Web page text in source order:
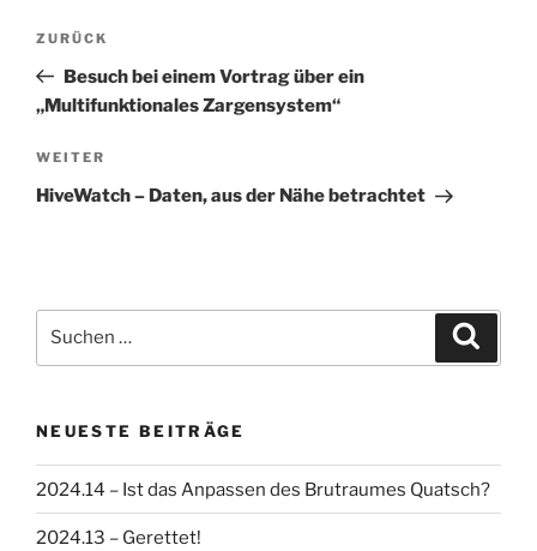
Beitragsnavigation
Vorheriger
Beitrag
ZURÜCK
Besuch bei einem Vortrag über ein
„Multifunktionales Zargensystem“
Nächster
Beitrag
WEITER
HiveWatch – Daten, aus der Nähe betrachtet
nach:
NEUESTE BEITRÄGE
2024.14 – Ist das Anpassen des Brutraumes Quatsch?
2024.13 – Gerettet!